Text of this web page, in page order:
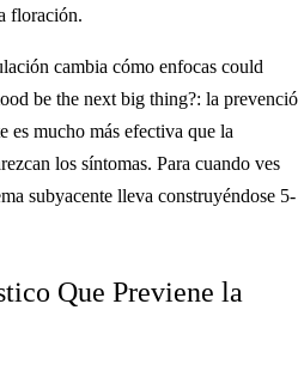
floración.
cambia cómo enfocas could
be the next big thing?: la
es mucho más efectiva que la
los síntomas. Para cuando ves
subyacente lleva construyéndose 5-
Que Previene la